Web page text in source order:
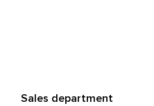
Sales department